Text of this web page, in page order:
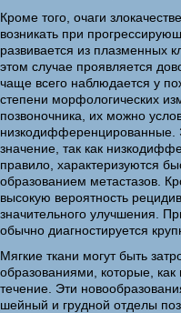
Кроме того, очаги
возникать при
развивается из плазменных
этом случае проявляется
чаще всего наблюдается у
степени морфологических
позвоночника, их можно
низкодифференцированные.
значение, так как
правило, характеризуются
образованием метастазов.
высокую вероятность
значительного улучшения.
обычно диагностируется
Мягкие ткани могут быть
образованиями, которые,
течение. Эти
шейный и грудной отделы